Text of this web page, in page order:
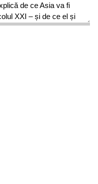
de ce Asia va fi
XXI – și de ce el și
ale lor, s-au mutat la
în care Jim Rogers
remarcabilă a lumii
sale la